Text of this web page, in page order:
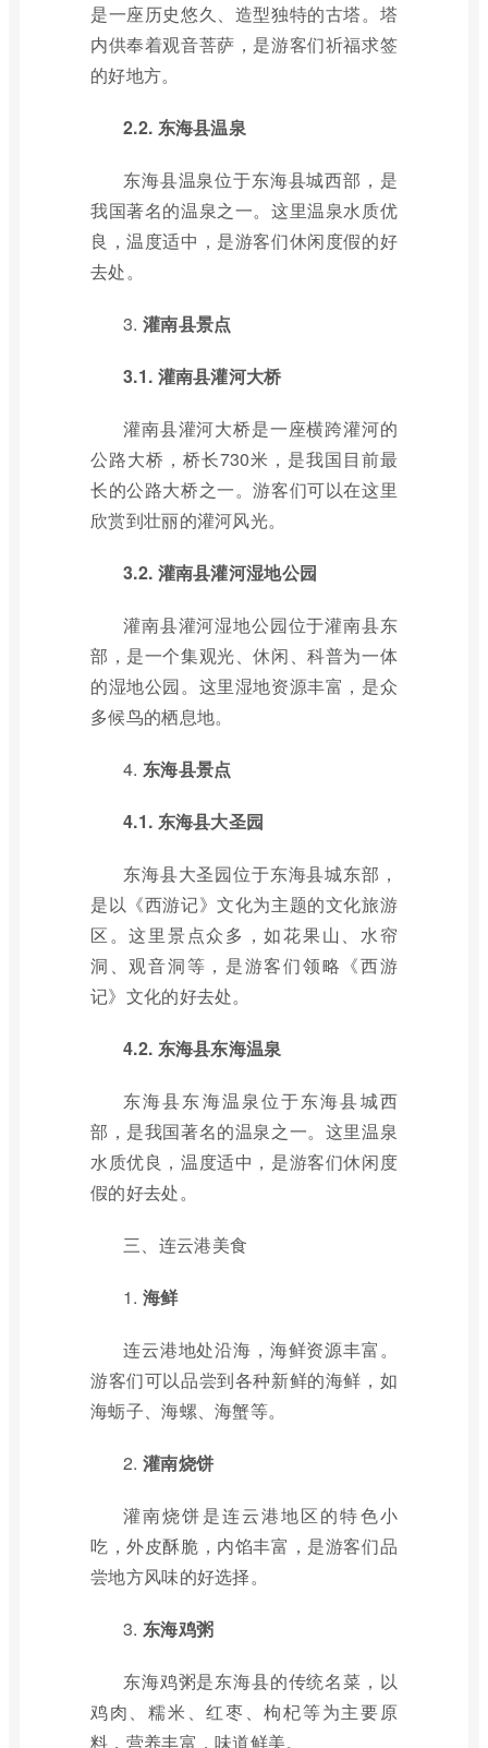
是一座历史悠久、造型独特的古塔。塔
内供奉着观音菩萨，是游客们祈福求签
的好地方。
2.2. 东海县温泉
东海县温泉位于东海县城西部，是
我国著名的温泉之一。这里温泉水质优
良，温度适中，是游客们休闲度假的好
去处。
3. 灌南县景点
3.1. 灌南县灌河大桥
灌南县灌河大桥是一座横跨灌河的
公路大桥，桥长730米，是我国目前最
长的公路大桥之一。游客们可以在这里
欣赏到壮丽的灌河风光。
3.2. 灌南县灌河湿地公园
灌南县灌河湿地公园位于灌南县东
部，是一个集观光、休闲、科普为一体
的湿地公园。这里湿地资源丰富，是众
多候鸟的栖息地。
4. 东海县景点
4.1. 东海县大圣园
东海县大圣园位于东海县城东部，
是以《西游记》文化为主题的文化旅游
区。这里景点众多，如花果山、水帘
洞、观音洞等，是游客们领略《西游
记》文化的好去处。
4.2. 东海县东海温泉
东海县东海温泉位于东海县城西
部，是我国著名的温泉之一。这里温泉
水质优良，温度适中，是游客们休闲度
假的好去处。
三、连云港美食
1. 海鲜
连云港地处沿海，海鲜资源丰富。
游客们可以品尝到各种新鲜的海鲜，如
海蛎子、海螺、海蟹等。
2. 灌南烧饼
灌南烧饼是连云港地区的特色小
吃，外皮酥脆，内馅丰富，是游客们品
尝地方风味的好选择。
3. 东海鸡粥
东海鸡粥是东海县的传统名菜，以
鸡肉、糯米、红枣、枸杞等为主要原
料，营养丰富，味道鲜美。